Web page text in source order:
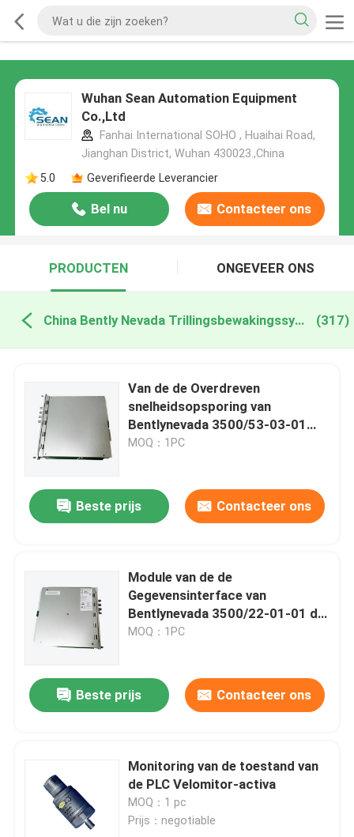
Wuhan Sean Automation Equipment
Co.,Ltd
Fanhai International SOHO , Huaihai Road,
Jianghan District, Wuhan 430023.,China
5.0
Geverifieerde Leverancier
Bel nu Contacteer ons
PRODUCTEN ONGEVEER ONS
China Bently Nevada Trillingsbewakingssysteem (317)
Van de de Overdreven
snelheidsopsporing van
Bentlynevada 3500/53-03-01
het Systeemkaart
MOQ：1PC
Beste prijs Contacteer ons
Module van de de
Gegevensinterface van
Bentlynevada 3500/22-01-01 de
Voorbijgaande
MOQ：1PC
Beste prijs Contacteer ons
Monitoring van de toestand van
de PLC Velomitor-activa
MOQ：1 pc
Prijs：negotiable